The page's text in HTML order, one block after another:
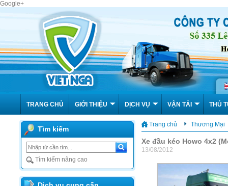
Google+
TRANG CHỦ GIỚI THIỆU DỊCH VỤ VẬN TẢI THỦ
Tìm kiếm
Tìm kiếm nâng cao
Trang chủ Thương Mại
Xe đầu kéo Howo 4x2
13/08/2012